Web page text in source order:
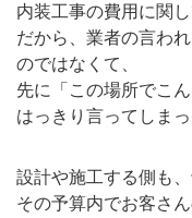
内装工事の費用に関
だから、業者の言わ
のではなくて、
先に「この場所でこ
はっきり言ってしま
設計や施工する側も
その予算内でお客さ